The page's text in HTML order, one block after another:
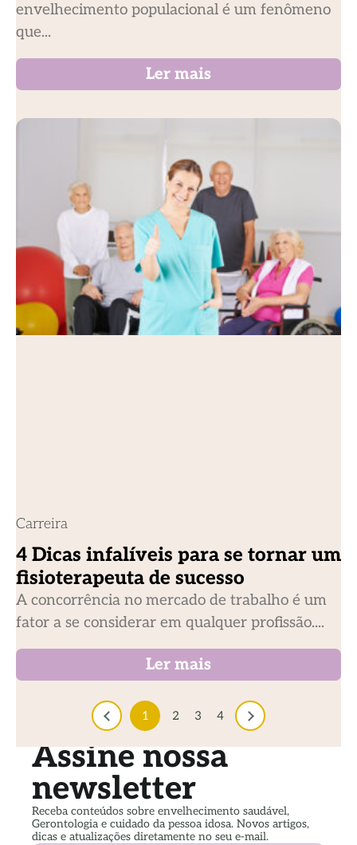
envelhecimento populacional é um fenômeno
que...
Ler mais
Carreira
4 Dicas infalíveis para se tornar um
fisioterapeuta de sucesso
A concorrência no mercado de trabalho é um
fator a se considerar em qualquer profissão....
Ler mais
1 2 3 4
Assine nossa
newsletter
Receba conteúdos sobre envelhecimento saudável,
Gerontologia e cuidado da pessoa idosa. Novos artigos,
dicas e atualizações diretamente no seu e-mail.